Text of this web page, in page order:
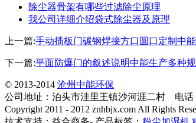
除尘器骨架有哪些过滤除尘原理
我公司详细介绍袋式除尘器及原理
上一篇:手动插板门碳钢焊接方口圆口定制中
下一篇:平面防爆门的叙述说明中能生产多种
© 2013-2014 沧州中能环保
公司地址：泊头市洼里王镇沙河涯二村 电话
Copyright 2011 - 2012 znhbjx.com All Rights